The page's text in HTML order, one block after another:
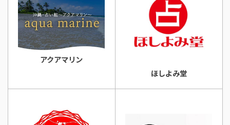
アクアマリン
ほしよみ堂